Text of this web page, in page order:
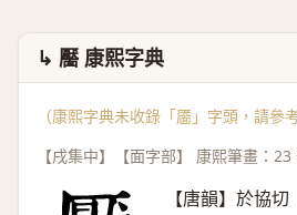
↳ 靨 康熙字典
（康熙字典未收錄「靥」字頭，請參
【戌集中】【面字部】 康熙筆畫：
【唐韻】於協